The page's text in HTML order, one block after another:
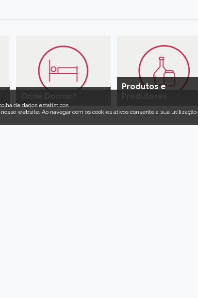
de dados estatísticos.
website. Ao navegar com os cookies ativos consente a sua utilização.
Produtos e